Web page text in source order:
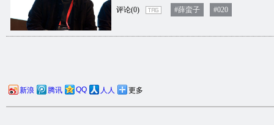
评论(0) #薛蛮子 #020
新浪 腾讯 QQ 人人 更多